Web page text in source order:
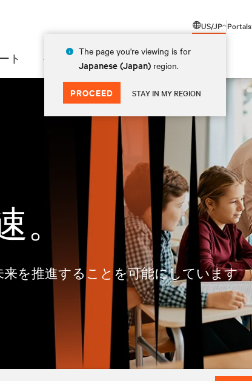
US/JP
The page you're viewing is for
Japanese (Japan) region.
PROCEED STAY IN MY REGION
Portals
ト インサイト 会社情報
。
来を推進することを可能にしています